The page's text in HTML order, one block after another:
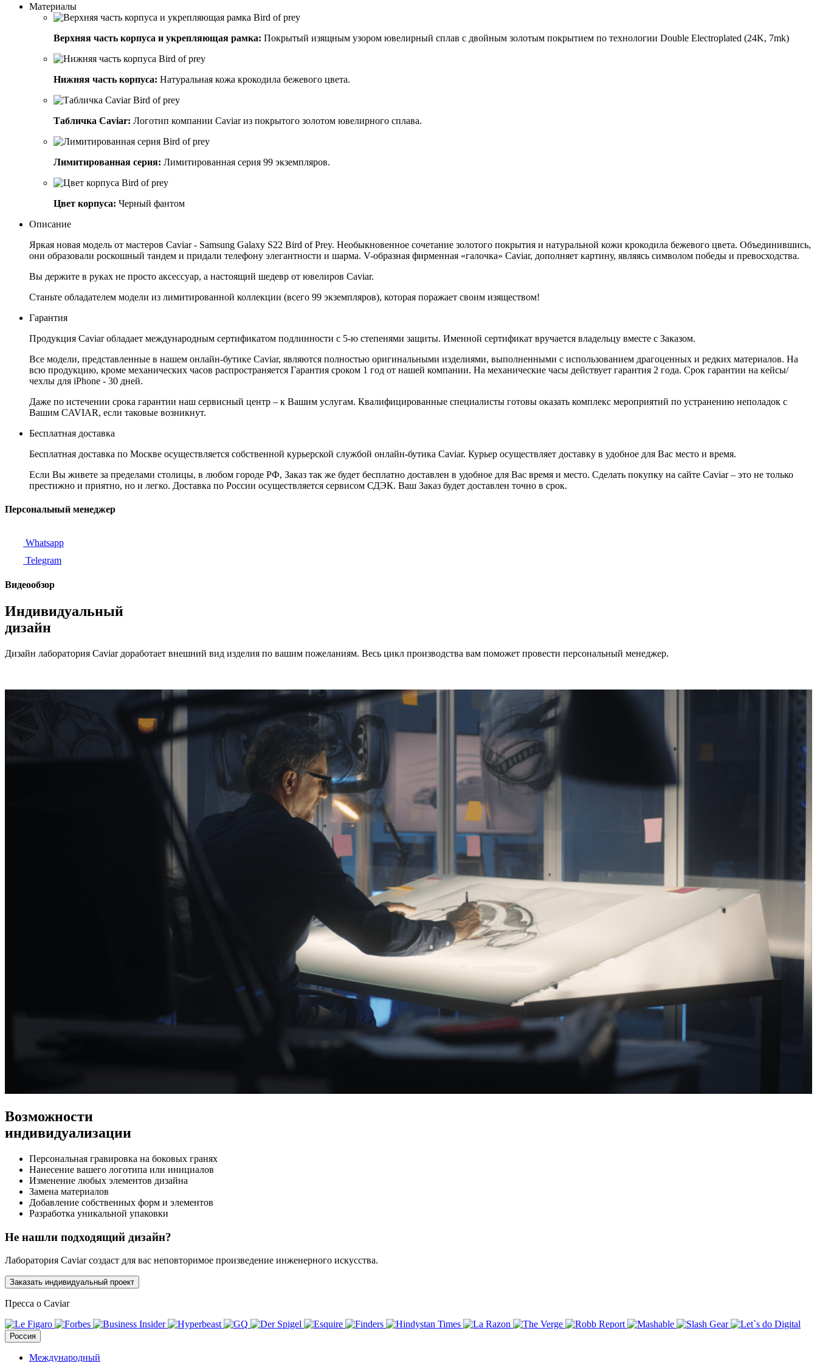
Материалы
Верхняя часть корпуса и укрепляющая рамка: Покрытый изящным узором ювелирный сплав с двойным золотым покрытием по технологии Double Electroplated (24K, 7mk)
Нижняя часть корпуса: Натуральная кожа крокодила бежевого цвета.
Табличка Caviar: Логотип компании Caviar из покрытого золотом ювелирного сплава.
Лимитированная серия: Лимитированная серия 99 экземпляров.
Цвет корпуса: Черный фантом
Описание
Яркая новая модель от мастеров Caviar - Samsung Galaxy S22 Bird of Prey. Необыкновенное сочетание золотого покрытия и натуральной кожи крокодила бежевого цвета. Объединившись,
они образовали роскошный тандем и придали телефону элегантности и шарма. V-образная фирменная «галочка» Caviar, дополняет картину, являясь символом победы и превосходства.
Вы держите в руках не просто аксессуар, а настоящий шедевр от ювелиров Caviar.
Станьте обладателем модели из лимитированной коллекции (всего 99 экземпляров), которая поражает своим изяществом!
Гарантия
Продукция Caviar обладает международным сертификатом подлинности с 5-ю степенями защиты. Именной сертификат вручается владельцу вместе с Заказом.
Все модели, представленные в нашем онлайн-бутике Caviar, являются полностью оригинальными изделиями, выполненными с использованием драгоценных и редких материалов. На
всю продукцию, кроме механических часов распространяется Гарантия сроком 1 год от нашей компании. На механические часы действует гарантия 2 года. Срок гарантии на кейсы/
чехлы для iPhone - 30 дней.
Даже по истечении срока гарантии наш сервисный центр – к Вашим услугам. Квалифицированные специалисты готовы оказать комплекс мероприятий по устранению неполадок с
Вашим CAVIAR, если таковые возникнут.
Бесплатная доставка
Бесплатная доставка по Москве осуществляется собственной курьерской службой онлайн-бутика Caviar. Курьер осуществляет доставку в удобное для Вас место и время.
Если Вы живете за пределами столицы, в любом городе РФ, Заказ так же будет бесплатно доставлен в удобное для Вас время и место. Сделать покупку на сайте Caviar – это не только
престижно и приятно, но и легко. Доставка по России осуществляется сервисом СДЭК. Ваш Заказ будет доставлен точно в срок.
Персональный менеджер
Whatsapp
Telegram
Видеообзор
Индивидуальный
дизайн
Дизайн лаборатория Caviar доработает внешний вид изделия по вашим пожеланиям. Весь цикл производства вам поможет провести персональный менеджер.
Возможности
индивидуализации
Персональная гравировка на боковых гранях
Нанесение вашего логотипа или инициалов
Изменение любых элементов дизайна
Замена материалов
Добавление собственных форм и элементов
Разработка уникальной упаковки
Не нашли подходящий дизайн?
Лаборатория Caviar создаст для вас неповторимое произведение инженерного искусства.
Заказать индивидуальный проект
Пресса о Caviar
Россия
Международный